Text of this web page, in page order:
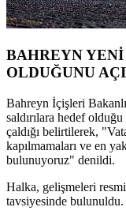
BAHREYN
OLDUĞUNU
Bahreyn İçişleri
saldırılara hedef
çaldığı belirtilerek,
kapılmamaları ve en
bulunuyoruz" denildi.
Halka, gelişmeleri
tavsiyesinde bulunuldu.